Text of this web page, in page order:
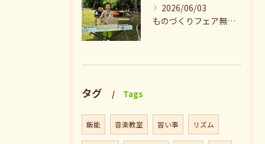
2026/06/03
ものづくりフェア無事終了♪ありがとうございました。
タグ Tags
飯能 音楽教室 習い事 リズム